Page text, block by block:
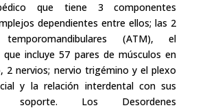
que tiene 3 componentes
dependientes entre ellos; las 2
temporomandibulares (ATM), el
que incluye 57 pares de músculos en
2 nervios; nervio trigémino y el plexo
y la relación interdental con sus
Los Desordenes